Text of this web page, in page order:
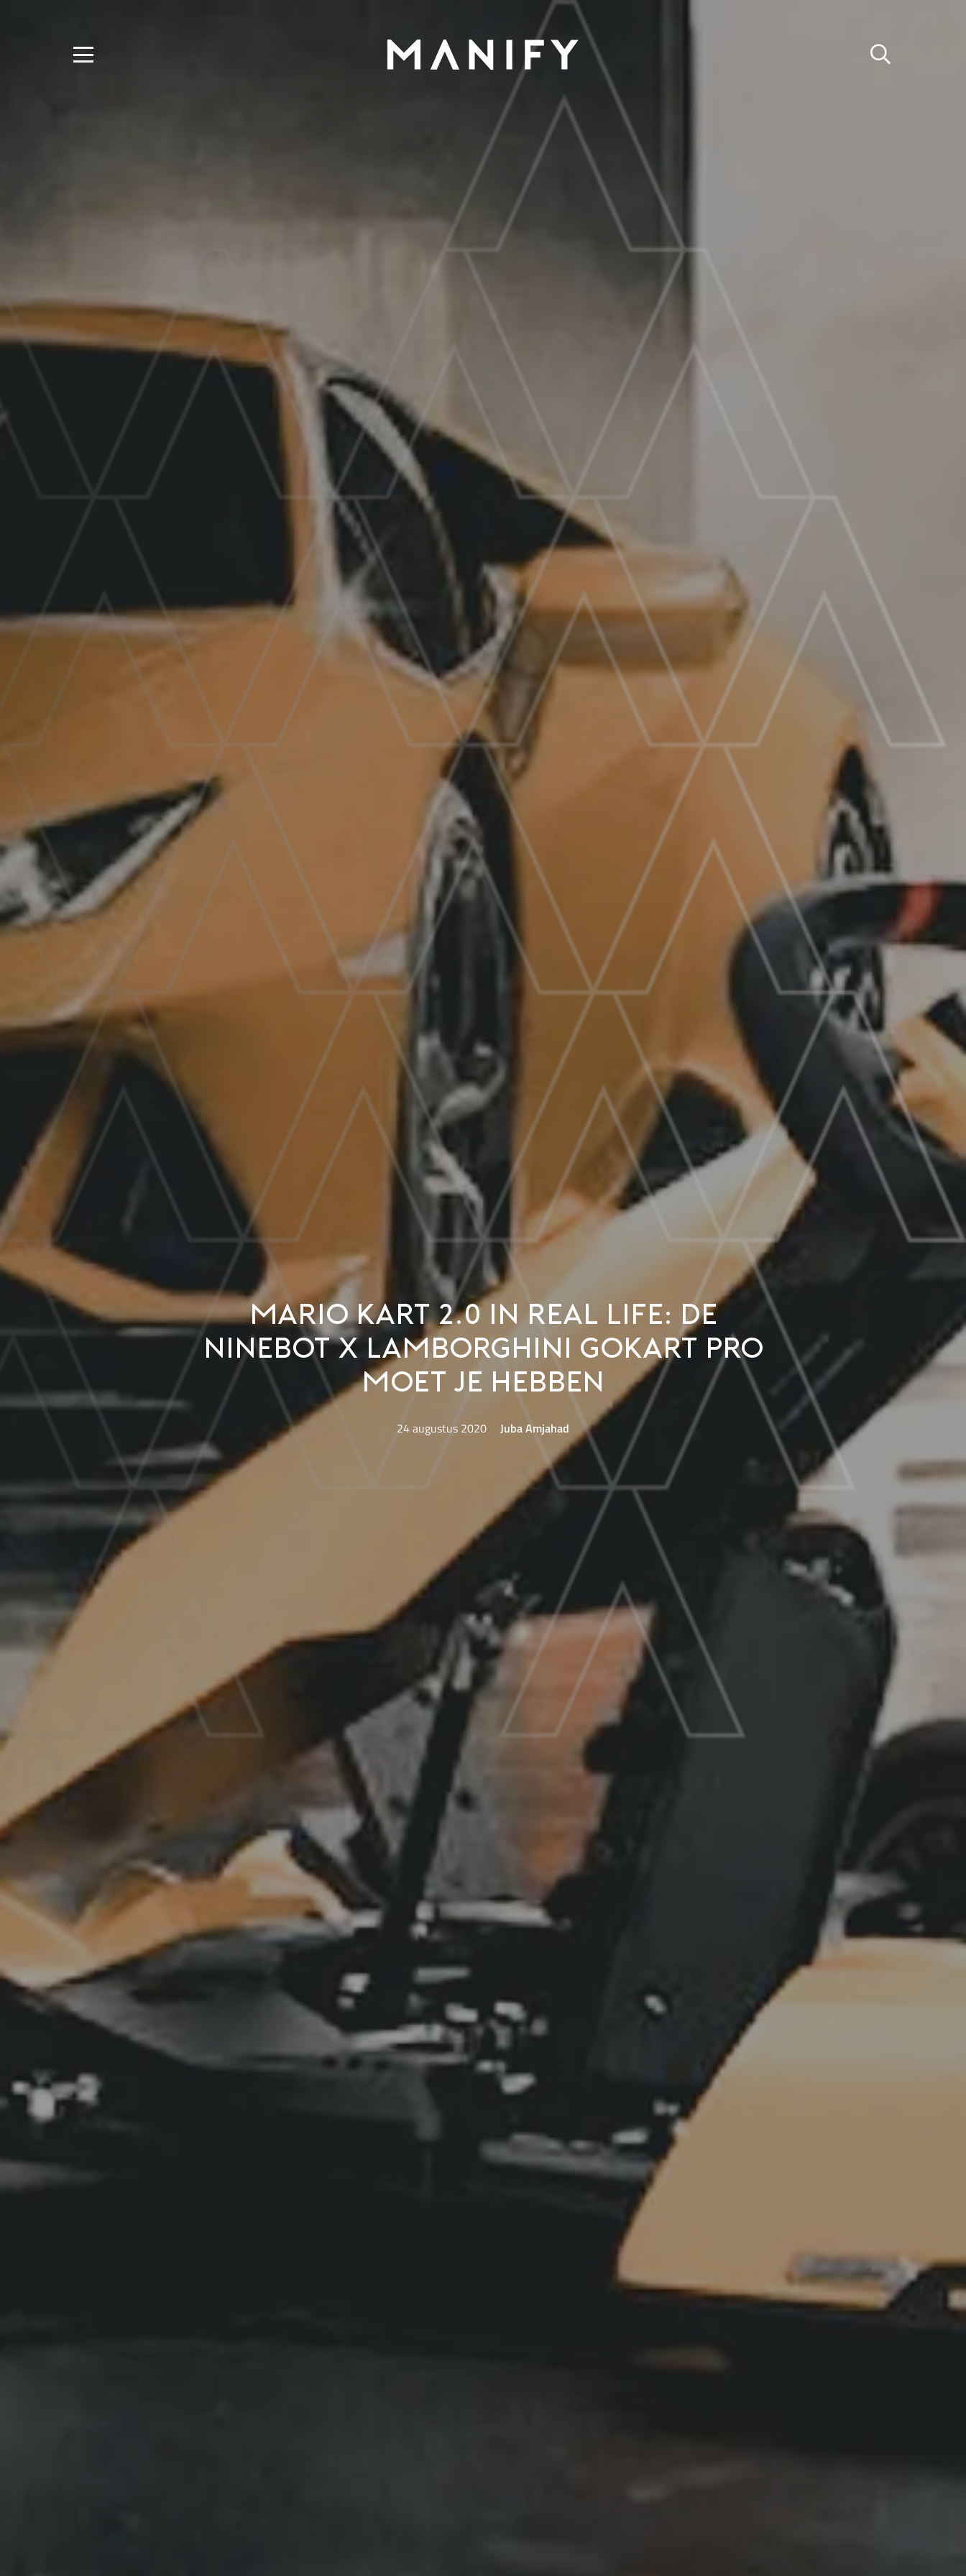
Mario Kart 2.0 in real life: de
Ninebot x Lamborghini GoKart Pro
moet je hebben
24 augustus 2020 Juba Amjahad